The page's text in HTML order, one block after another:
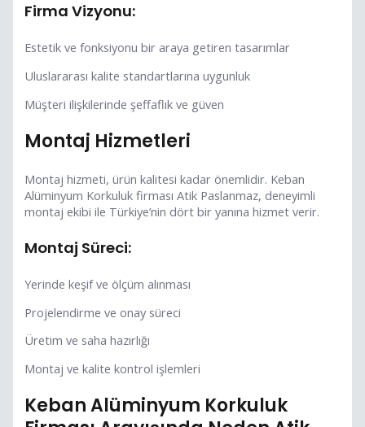
Firma Vizyonu:
Estetik ve fonksiyonu bir araya getiren tasarımlar
Uluslararası kalite standartlarına uygunluk
Müşteri ilişkilerinde şeffaflık ve güven
Montaj Hizmetleri
Montaj hizmeti, ürün kalitesi kadar önemlidir. Keban
Alüminyum Korkuluk firması Atik Paslanmaz, deneyimli
montaj ekibi ile Türkiye’nin dört bir yanına hizmet verir.
Montaj Süreci:
Yerinde keşif ve ölçüm alınması
Projelendirme ve onay süreci
Üretim ve saha hazırlığı
Montaj ve kalite kontrol işlemleri
Keban Alüminyum Korkuluk